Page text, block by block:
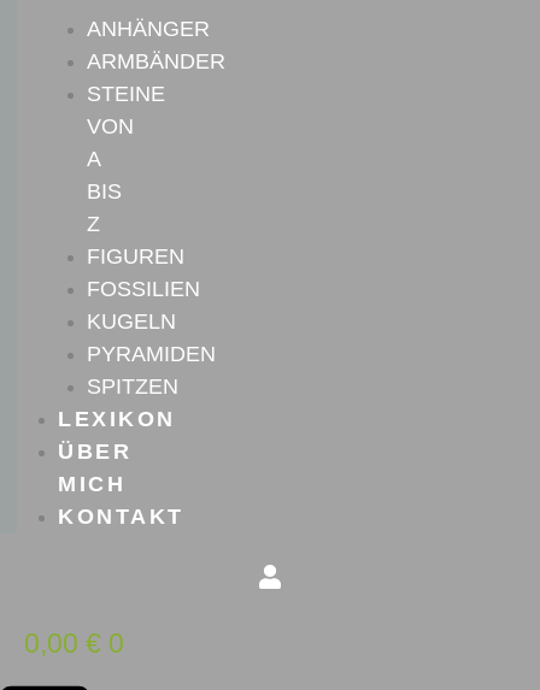
ANHÄNGER
ARMBÄNDER
STEINE
VON
A
BIS
Z
FIGUREN
FOSSILIEN
KUGELN
PYRAMIDEN
SPITZEN
LEXIKON
ÜBER
MICH
KONTAKT
0,00 € 0